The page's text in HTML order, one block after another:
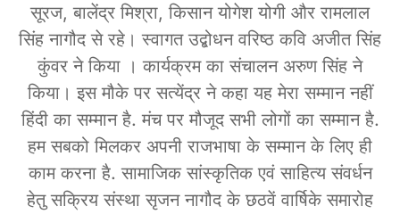
सूरज, बालेंद्र मिश्रा, किसान योगेश योगी और रामलाल
सिंह नागौद से रहे। स्वागत उद्बोधन वरिष्ठ कवि अजीत सिंह
कुंवर ने किया । कार्यक्रम का संचालन अरुण सिंह ने
किया। इस मौके पर सत्येंद्र ने कहा यह मेरा सम्मान नहीं
हिंदी का सम्मान है. मंच पर मौजूद सभी लोगों का सम्मान है.
हम सबको मिलकर अपनी राजभाषा के सम्मान के लिए ही
काम करना है. सामाजिक सांस्कृतिक एवं साहित्य संवर्धन
हेतु सक्रिय संस्था सृजन नागौद के छठवें वार्षिके समारोह